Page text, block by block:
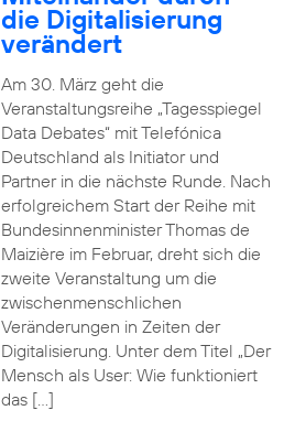
die Digitalisierung
verändert
Am 30. März geht die
Veranstaltungsreihe „Tagesspiegel
Data Debates“ mit Telefónica
Deutschland als Initiator und
Partner in die nächste Runde. Nach
erfolgreichem Start der Reihe mit
Bundesinnenminister Thomas de
Maizière im Februar, dreht sich die
zweite Veranstaltung um die
zwischenmenschlichen
Veränderungen in Zeiten der
Digitalisierung. Unter dem Titel „Der
Mensch als User: Wie funktioniert
das […]